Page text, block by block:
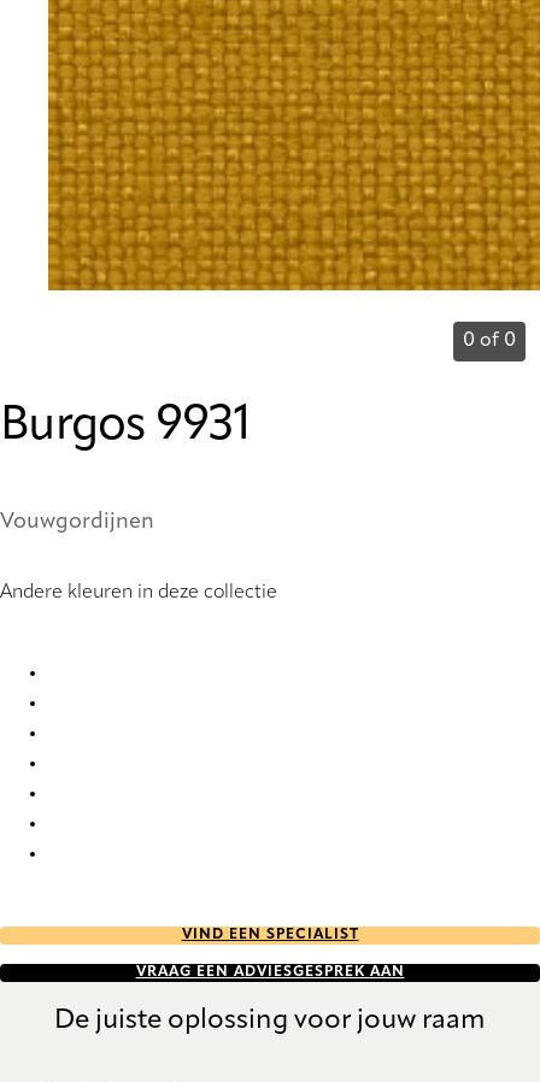
0 of 0
Burgos 9931
Vouwgordijnen
Andere kleuren in deze collectie
VIND EEN SPECIALIST
VRAAG EEN ADVIESGESPREK AAN
De juiste oplossing voor jouw raam